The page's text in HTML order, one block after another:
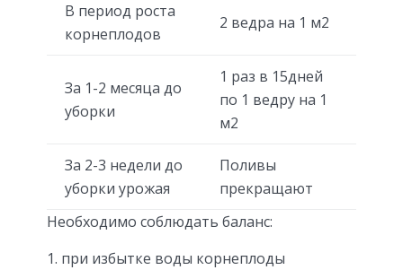
В период роста
корнеплодов
2 ведра на 1 м2
За 1-2 месяца до
уборки
1 раз в 15дней
по 1 ведру на 1
м2
За 2-3 недели до
уборки урожая
Поливы
прекращают
Необходимо соблюдать баланс:
при избытке воды корнеплоды